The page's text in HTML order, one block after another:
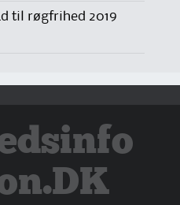
til røgfrihed 2019